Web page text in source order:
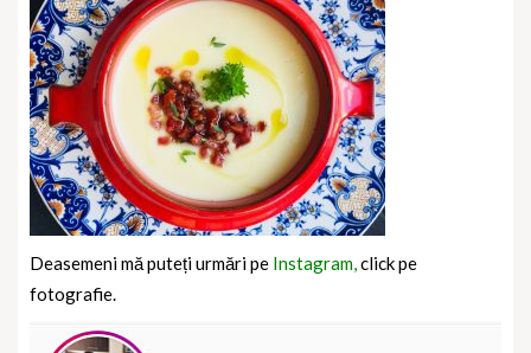
Deasemeni mă puteți urmări pe Instagram,click pe
fotografie.